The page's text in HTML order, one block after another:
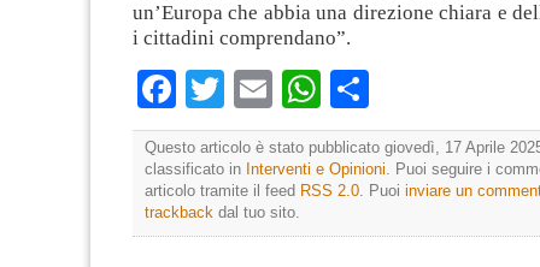
un’Europa che abbia una direzione chiara e
i cittadini comprendano”.
Facebook
TwitterEmailWhatsApp
Questo articolo è stato pubblicato giovedì, 17 Aprile
classificato in Interventi e Opinioni. Puoi seguire i
articolo tramite il feed RSS 2.0. Puoi inviare un
trackback dal tuo sito.